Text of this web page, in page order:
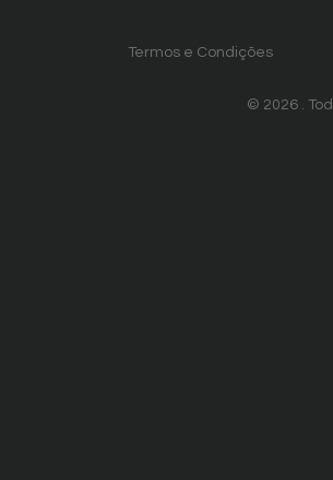
Termos e Condições
© 2026 .